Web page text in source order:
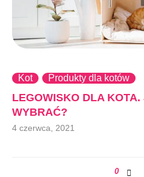
Kot Produkty dla kotów
LEGOWISKO DLA
WYBRAĆ?
4 czerwca, 2021
0